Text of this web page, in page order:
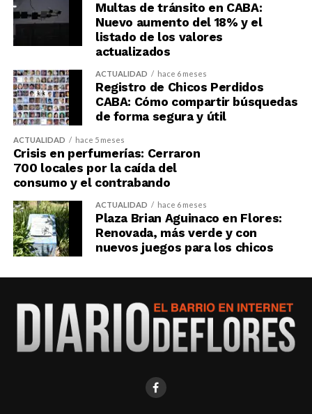
Multas de tránsito en CABA:
Nuevo aumento del 18% y el
listado de los valores
actualizados
ACTUALIDAD hace 6 meses
Registro de Chicos Perdidos
CABA: Cómo compartir búsquedas
de forma segura y útil
ACTUALIDAD hace 5 meses
Crisis en perfumerías: Cerraron
700 locales por la caída del
consumo y el contrabando
ACTUALIDAD hace 6 meses
Plaza Brian Aguinaco en Flores:
Renovada, más verde y con
nuevos juegos para los chicos